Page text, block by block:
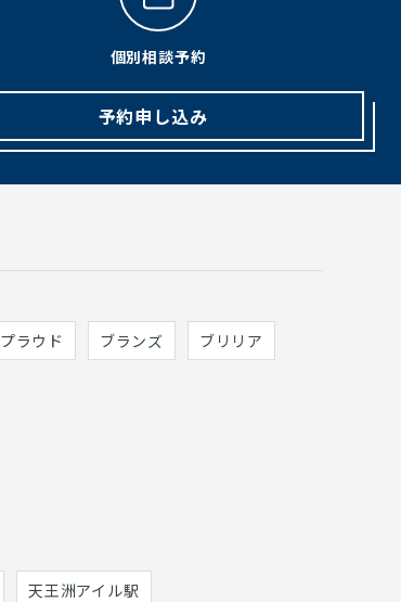
個別相談予約
予約申し込み
プラウド ブランズ ブリリア
天王洲アイル駅